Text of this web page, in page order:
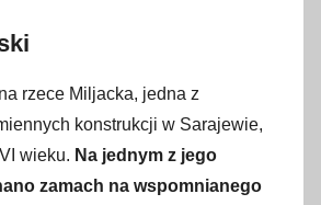
rzece Miljacka, jedna z
konstrukcji w Sarajewie,
wieku. Na jednym z jego
zamach na wspomnianego